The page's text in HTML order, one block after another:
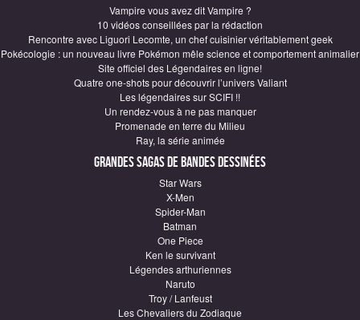
Vampire vous avez dit Vampire ?
10 vidéos conseillées par la rédaction
Rencontre avec Liguori Lecomte, un chef cuisinier véritablement geek
Pokécologie : un nouveau livre Pokémon mêle science et comportement animalier
Site officiel des Légendaires en ligne!
Quatre one-shots pour découvrir l’univers Valiant
Les légendaires sur SCIFI !!
Un rendez-vous à ne pas manquer
Promenade en terre du Milieu
Ray, la série animée
Grandes sagas de Bandes Dessinées
Star Wars
X-Men
Spider-Man
Batman
One Piece
Ken le survivant
Légendes arthuriennes
Naruto
Troy / Lanfeust
Les Chevaliers du Zodiaque